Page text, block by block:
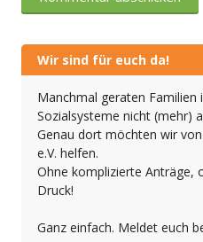
Wir sind für euch da!
Manchmal geraten Familien
Sozialsysteme nicht (mehr)
Genau dort möchten wir
e.V. helfen.
Ohne komplizierte Anträge,
Druck!
Ganz einfach. Meldet euch